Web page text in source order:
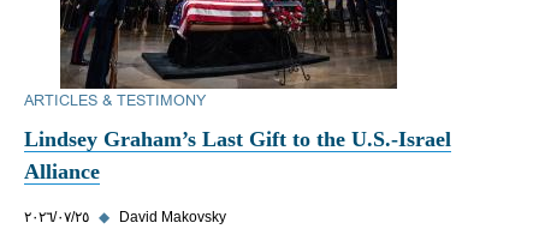
ARTICLES & TESTIMONY
Lindsey Graham’s Last Gift to the U.S.-Israel
Alliance
٢٥‏/٠٧‏/٢٠٢٦ ◆ David Makovsky